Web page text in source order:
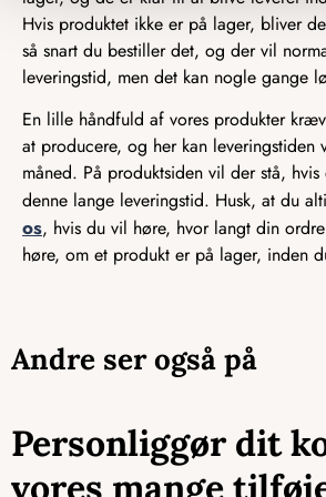
Hvis produktet ikke er på lager, bliver
så snart du bestiller det, og der vil
leveringstid, men det kan nogle gange
En lille håndfuld af vores produkter
at producere, og her kan
måned. På produktsiden vil der stå,
denne lange leveringstid. Husk, at du
os, hvis du vil høre, hvor langt din
høre, om et produkt er på lager, inden
Andre ser også på
Personliggør dit
vores mange